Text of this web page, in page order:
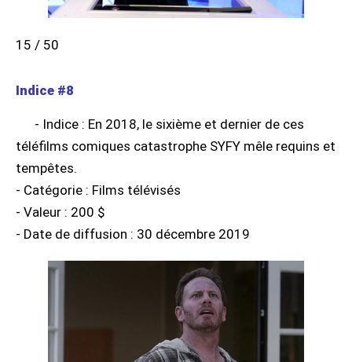
15 / 50
Indice #8
- Indice : En 2018, le sixième et dernier de ces
téléfilms comiques catastrophe SYFY mêle requins et
tempêtes.
- Catégorie : Films télévisés
- Valeur : 200 $
- Date de diffusion : 30 décembre 2019